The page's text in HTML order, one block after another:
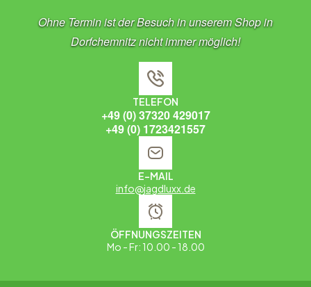
Ohne Termin ist der Besuch in unserem Shop in
Dorfchemnitz nicht immer möglich!
TELEFON
+49 (0) 37320 429017
+49 (0) 1723421557
E-MAIL
info@jagdluxx.de
ÖFFNUNGSZEITEN
Mo - Fr: 10.00 - 18.00